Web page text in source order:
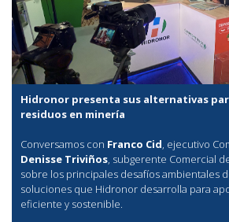
Hidronor presenta sus alternativas
residuos en minería
Conversamos con Franco Cid, ejecutivo
Denisse Triviños, subgerente Comercial
sobre los principales desafíos ambientales
soluciones que Hidronor desarrolla para
eficiente y sostenible.